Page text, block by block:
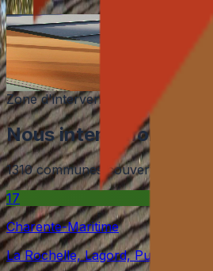
Couverture et toiture neuve
Pose de toiture neuve en tuiles,
En savoir plus
Zone d'intervention
Nous intervenons
1310communes couvertes. Notre
17
Charente-Maritime
La Rochelle, Lagord, Puilboreau